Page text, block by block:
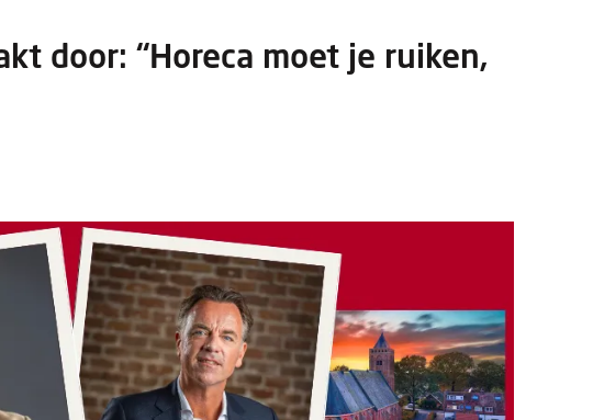
door: “Horeca moet je ruiken,